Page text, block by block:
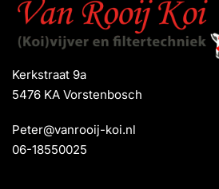
Kerkstraat 9a
5476 KA Vorstenbosch
Peter@vanrooij-koi.nl
06-18550025